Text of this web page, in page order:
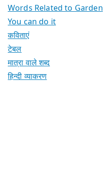
Words Related to Garden
You can do it
कविताएं
टेबल
मात्रा वाले शब्द
हिन्दी व्याकरण